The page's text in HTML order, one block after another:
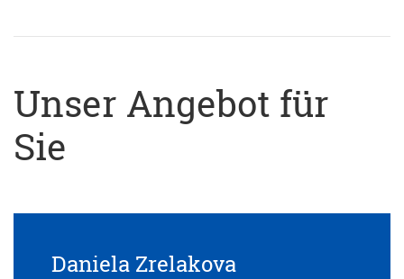
Unser Angebot für
Sie
Daniela Zrelakova